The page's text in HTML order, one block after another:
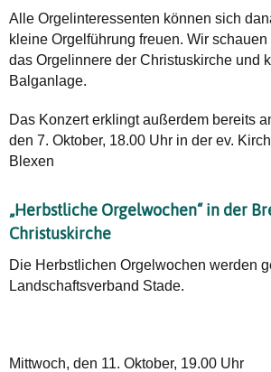
Alle Orgelinteressenten können sich
kleine Orgelführung freuen. Wir
das Orgelinnere der Christuskirche und
Balganlage.
Das Konzert erklingt außerdem bereits
den 7. Oktober, 18.00 Uhr in der ev.
Blexen
„Herbstliche Orgelwochen“ in der
Christuskirche
Die Herbstlichen Orgelwochen werden
Landschaftsverband Stade.
Mittwoch, den 11. Oktober, 19.00 Uhr